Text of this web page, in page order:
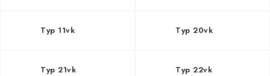
Typ 11vk Typ 20vk
Typ 21vk Typ 22vk